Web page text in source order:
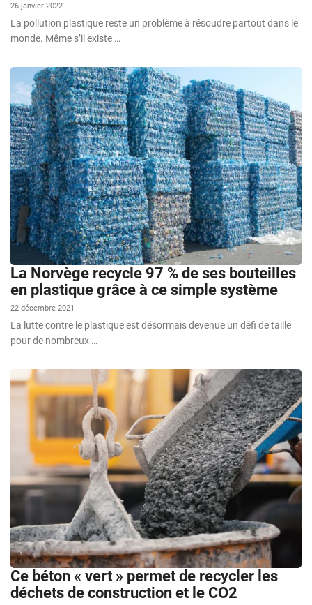
26 janvier 2022
La pollution plastique reste un problème à résoudre partout dans le
monde. Même s’il existe …
La Norvège recycle 97 % de ses bouteilles
en plastique grâce à ce simple système
22 décembre 2021
La lutte contre le plastique est désormais devenue un défi de taille
pour de nombreux …
Ce béton « vert » permet de recycler les
déchets de construction et le CO2